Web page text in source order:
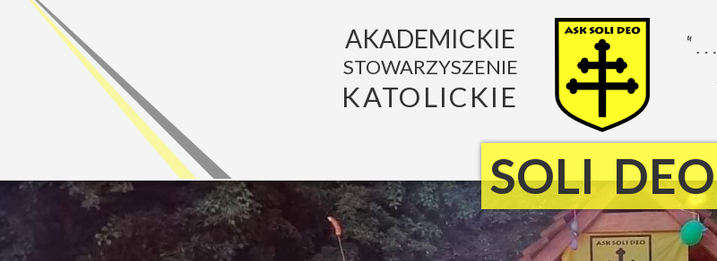
SOLI DEO
AKADEMICKIE
STOWARZYSZENIE
KATOLICKIE